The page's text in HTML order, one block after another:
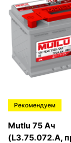
Рекомендуем
Mutlu 75 Ач
(L3.75.072.A,